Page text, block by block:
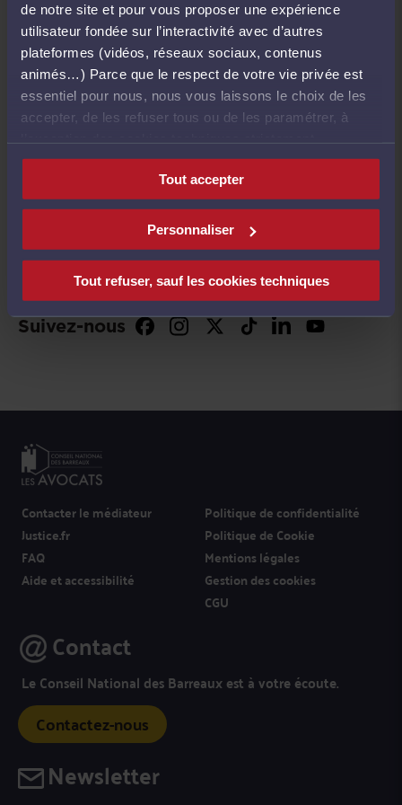
de notre site et pour vous proposer une expérience
utilisateur fondée sur l’interactivité avec d’autres
plateformes (vidéos, réseaux sociaux, contenus
animés…) Parce que le respect de votre vie privée est
essentiel pour nous, nous vous laissons le choix de les
accepter, de les refuser tous ou de les paramétrer, à
nécessaires au fonctionnement du site.
Tout accepter
Personnaliser
Tout refuser, sauf les cookies techniques
d’un statut d’avocat salarié d’une entreprise tel que
préconisé dans cet avant-projet.
Contact presse :
Coraline Vastra-c.vastra@cnb.avocat.fr- 06 79 08
Suivez-nous
Contacter le médiateur
Justice.fr
FAQ
Aide et accessibilité
Politique de confidentialité
Politique de Cookie
Mentions légales
Gestion des cookies
CGU
Contact
Le Conseil National des Barreaux est à votre écoute.
Contactez-nous
Newsletter